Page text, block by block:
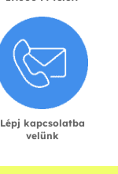
Lépj kapcsolatba
velünk